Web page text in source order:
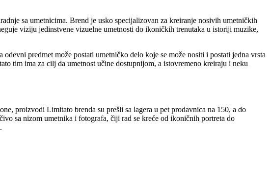
sa umetnicima. Brend je usko specijalizovan za kreiranje nosivih umetničkih
viziju jedinstvene vizuelne umetnosti do ikoničkih trenutaka u istoriji muzike,
predmet može postati umetničko delo koje se može nositi i postati jedna vrsta
tim ima za cilj da umetnost učine dostupnijom, a istovremeno kreiraju i neku
proizvodi Limitato brenda su prešli sa lagera u pet prodavnica na 150, a do
sa nizom umetnika i fotografa, čiji rad se kreće od ikoničnih portreta do